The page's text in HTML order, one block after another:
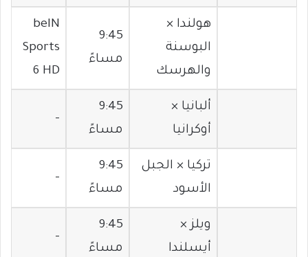
هولندا ×
البوسنة
والهرسك
9:45
مساءً
beIN
Sports
6 HD
ألبانيا ×
أوكرانيا
9:45
مساءً
–
تركيا × الجبل
الأسود
9:45
مساءً
–
ويلز ×
أيسلندا
9:45
مساءً
–